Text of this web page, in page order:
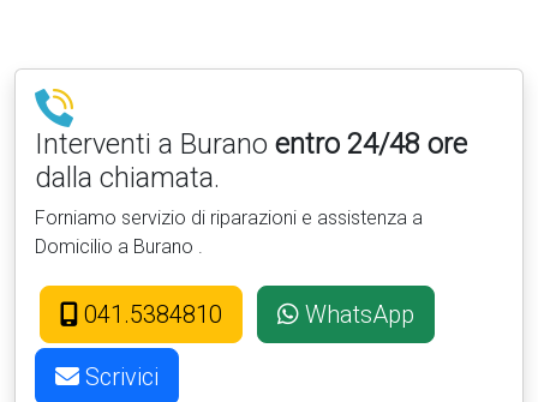
Interventi a Burano entro 24/48 ore
dalla chiamata.
Forniamo servizio di riparazioni e assistenza a
Domicilio a Burano .
041.5384810 WhatsApp
Scrivici